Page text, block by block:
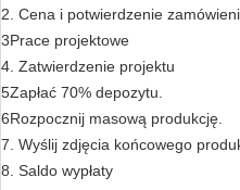
2. Cena i potwierdzenie
3Prace projektowe
4. Zatwierdzenie projektu
5Zapłać 70% depozytu.
6Rozpocznij masową produkcję.
7. Wyślij zdjęcia końcowego
8. Saldo wypłaty